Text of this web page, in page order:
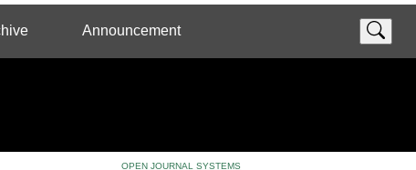
Announcement
OPEN JOURNAL SYSTEMS